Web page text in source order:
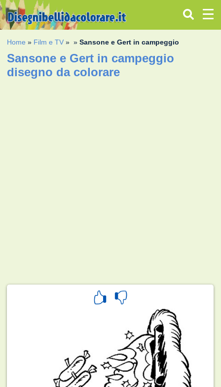
Home » Film e TV » »Sansone e Gert in campeggio
Sansone e Gert in campeggio
disegno da colorare